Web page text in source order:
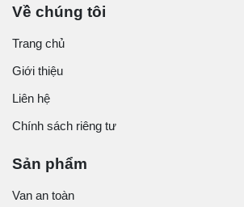
Về chúng tôi
Trang chủ
Giới thiệu
Liên hệ
Chính sách riêng tư
Sản phẩm
Van an toàn